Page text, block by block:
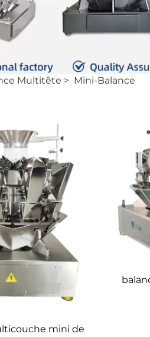
Multitête > Mini-Balance
mini de